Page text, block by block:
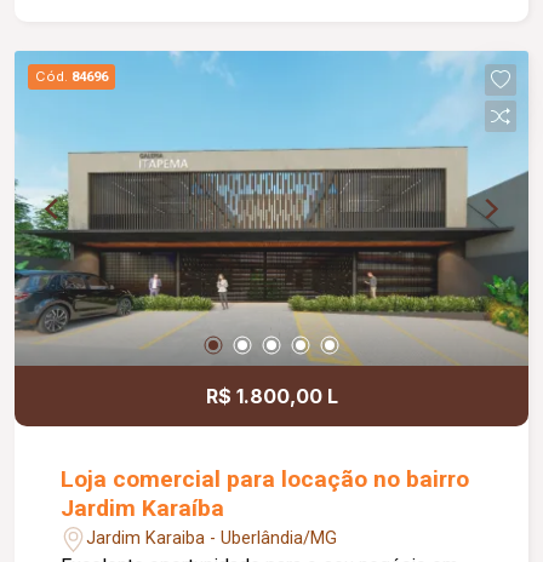
comodidade e autonomia para as operações do
dia a dia. Conta ainda com estacionamento
motocicletas, área ajardinada e uma excelente
vista, criando um ambiente agradável para
clientes e colaboradores. Um espaço estratégico,
confortável e preparado para impulsionar o
crescimento do seu negócio.
Cód. 84696
R$ 1.800,00 L
Loja comercial para locação no bairro
Jardim Karaíba
Jardim Karaiba - Uberlândia/MG